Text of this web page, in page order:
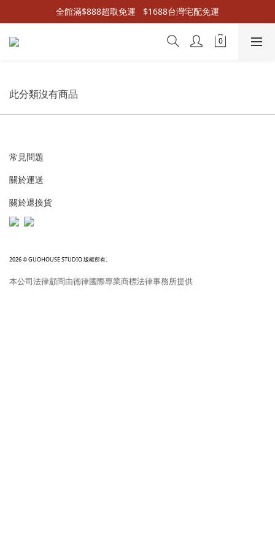
全館滿$888超取免運   $1688台灣宅配免運
此分類沒有商品
常見問題
關於運送
關於退換貨
2026 © GUOHOUSE STUDIO 版權所有。
本公司法律顧問由德律國際專業商標法律事務所提供